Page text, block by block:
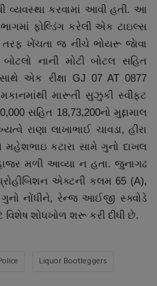
વ્યવસ્થા કરવામાં આવી હતી. આ
ફોલ્ડિંગ કરેલી એક ટાઇલ્સ
ખેંચતા જ નીચે ભોયરૂ જાેવા
નાની મોટી બોટલ સહિત
એક રીક્ષા GJ 07 AT 0877
મારૂતી સુઝુકી સ્વીફ્ટ
સહિત 18,73,200નો મુદ્દામાલ
રાણા લાખાભાઈ ચાવડા, હીરા
મહેશભાઇ કટારા સામે ગુનો દાખલ
મળી આવ્યા ન હતા. જુનાગઢ
એક્ટની કલમ 65 (A),
નોંધીને, રેન્જ આઈજી સ્ક્વોડે
વિશેષ શોધખોળ શરૂ કરી દીધી છે.
Liquor Bootleggers